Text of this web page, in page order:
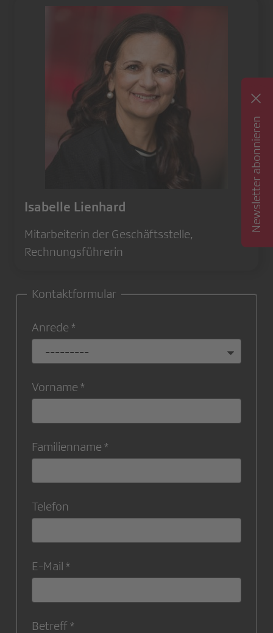
Isabelle Lienhard
Mitarbeiterin der Geschäftsstelle,
Rechnungsführerin
Kontaktformular
Anrede
Vorname
Familienname
Telefon
E-Mail
Betreff
Newsletter abonnieren